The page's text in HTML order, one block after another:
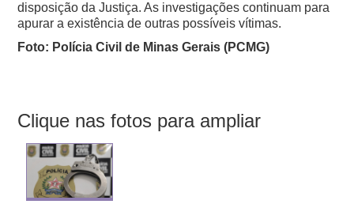
disposição da Justiça. As investigações continuam para
apurar a existência de outras possíveis vítimas.
Foto: Polícia Civil de Minas Gerais (PCMG)
Clique nas fotos para ampliar